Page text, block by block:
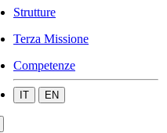
Strutture
Terza Missione
Competenze
IT EN